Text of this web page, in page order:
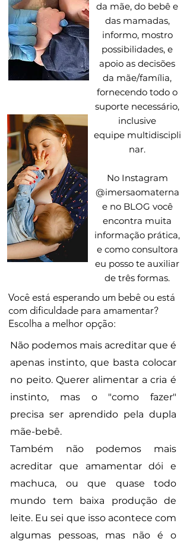
da mãe, do bebê e
das mamadas,
informo, mostro
possibilidades, e
apoio as decisões
da mãe/família,
fornecendo todo o
suporte necessário,
inclusive
equipe multidiscipli
nar.
No Instagram
@imersaomaterna
e no BLOG você
encontra muita
informação prática,
e como consultora
eu posso te auxiliar
de três formas.
Você está esperando um bebê ou está
com dificuldade para amamentar?
Escolha a melhor opção:
Não podemos mais acreditar que é
apenas instinto, que basta colocar
no peito. Querer alimentar a cria é
instinto, mas o "como fazer"
precisa ser aprendido pela dupla
mãe-bebê.
Também não podemos mais
acreditar que amamentar dói e
machuca, ou que quase todo
mundo tem baixa produção de
leite. Eu sei que isso acontece com
algumas pessoas, mas não é o